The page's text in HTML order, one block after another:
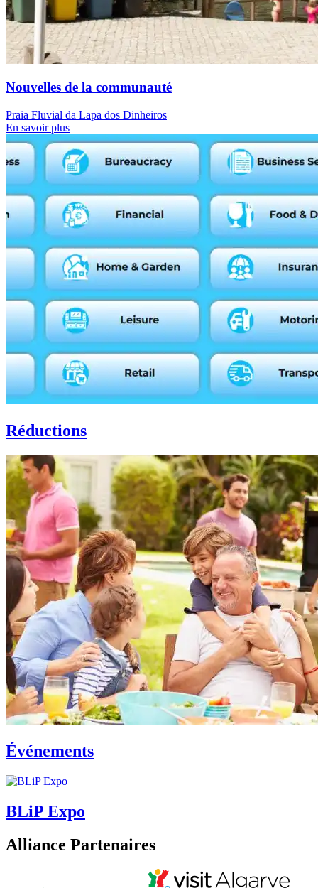
Nouvelles de la communauté
Praia Fluvial da Lapa dos Dinheiros
En savoir plus
Réductions
Événements
BLiP Expo
Alliance Partenaires